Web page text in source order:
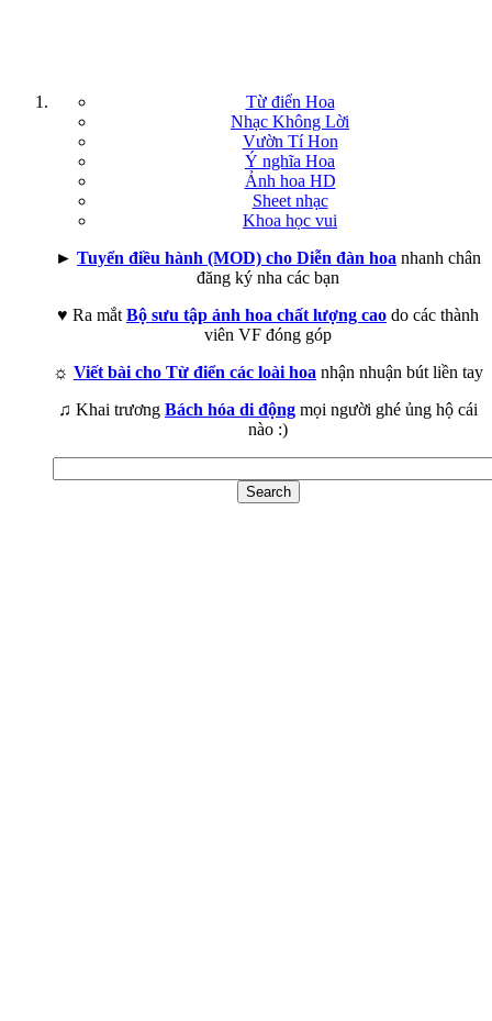
Từ điển Hoa
Nhạc Không Lời
Vườn Tí Hon
Ý nghĩa Hoa
Ảnh hoa HD
Sheet nhạc
Khoa học vui
► Tuyển điều hành (MOD) cho Diễn đàn hoa nhanh chân
đăng ký nha các bạn
♥ Ra mắt Bộ sưu tập ảnh hoa chất lượng cao do các thành
viên VF đóng góp
☼ Viết bài cho Từ điển các loài hoa nhận nhuận bút liền tay
♫ Khai trương Bách hóa di động mọi người ghé ủng hộ cái
nào :)